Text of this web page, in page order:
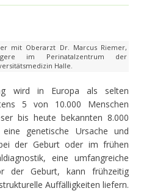
mit Oberarzt Dr. Marcus Riemer,
im Perinatalzentrum der
Halle.
wird in Europa als selten
5 von 10.000 Menschen
bis heute bekannten 8.000
genetische Ursache und
der Geburt oder im frühen
eine umfangreiche
der Geburt, kann frühzeitig
Auffälligkeiten liefern.